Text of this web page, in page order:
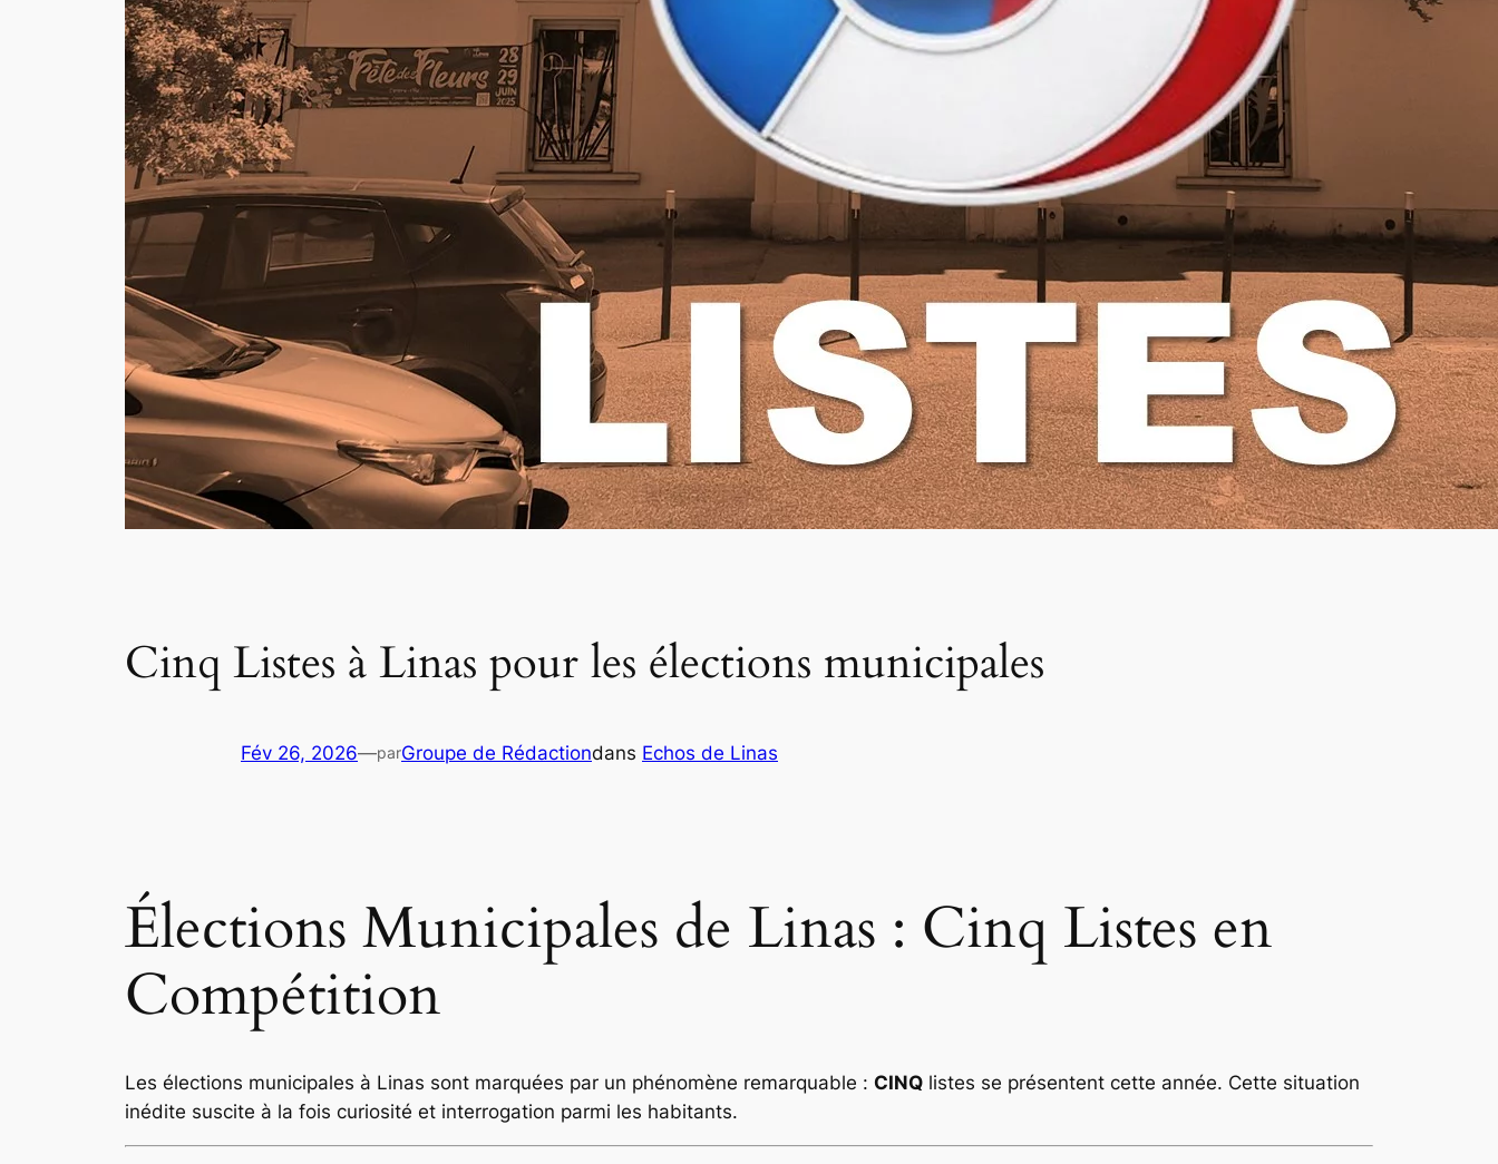
Cinq Listes à Linas pour les élections municipales
Fév 26, 2026—parGroupe de Rédactiondans Echos de Linas
Élections Municipales de Linas : Cinq Listes en
Compétition
Les élections municipales à Linas sont marquées par un phénomène remarquable : CINQ listes se présentent cette année. Cette situation
inédite suscite à la fois curiosité et interrogation parmi les habitants.